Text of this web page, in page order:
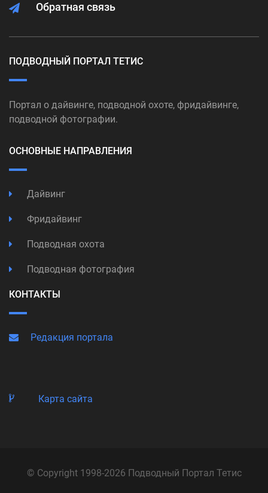
Обратная связь
ПОДВОДНЫЙ ПОРТАЛ ТЕТИС
Портал о дайвинге, подводной охоте, фридайвинге,
подводной фотографии.
ОСНОВНЫЕ НАПРАВЛЕНИЯ
Дайвинг
Фридайвинг
Подводная охота
Подводная фотография
КОНТАКТЫ
Редакция портала
Карта сайта
© Copyright 1998-2026 Подводный Портал Тетис